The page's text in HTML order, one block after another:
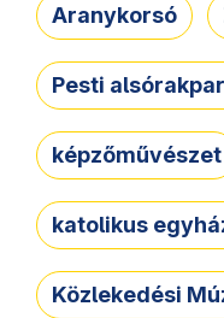
Aranykorsó
Pesti
képzőművészet
katolikus
Közlekedési